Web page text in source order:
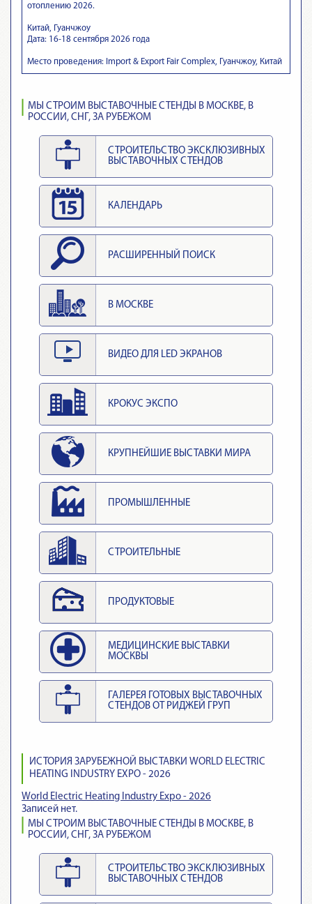
отоплению 2026.
Китай, Гуанчжоу
Дата: 16-18 сентября 2026 года
Место проведения: Import & Export Fair Complex, Гуанчжоу, Китай
МЫ СТРОИМ ВЫСТАВОЧНЫЕ СТЕНДЫ В МОСКВЕ, В
РОССИИ, СНГ, ЗА РУБЕЖОМ
СТРОИТЕЛЬСТВО ЭКСКЛЮЗИВНЫХ
ВЫСТАВОЧНЫХ СТЕНДОВ
КАЛЕНДАРЬ
РАСШИРЕННЫЙ ПОИСК
В МОСКВЕ
ВИДЕО ДЛЯ LED ЭКРАНОВ
КРОКУС ЭКСПО
КРУПНЕЙШИЕ ВЫСТАВКИ МИРА
ПРОМЫШЛЕННЫЕ
СТРОИТЕЛЬНЫЕ
ПРОДУКТОВЫЕ
МЕДИЦИНСКИЕ ВЫСТАВКИ
МОСКВЫ
ГАЛЕРЕЯ ГОТОВЫХ ВЫСТАВОЧНЫХ
СТЕНДОВ ОТ РИДЖЕЙ ГРУП
ИСТОРИЯ ЗАРУБЕЖНОЙ ВЫСТАВКИ WORLD ELECTRIC
HEATING INDUSTRY EXPO - 2026
World Electric Heating Industry Expo - 2026
Записей нет.
МЫ СТРОИМ ВЫСТАВОЧНЫЕ СТЕНДЫ В МОСКВЕ, В
РОССИИ, СНГ, ЗА РУБЕЖОМ
СТРОИТЕЛЬСТВО ЭКСКЛЮЗИВНЫХ
ВЫСТАВОЧНЫХ СТЕНДОВ